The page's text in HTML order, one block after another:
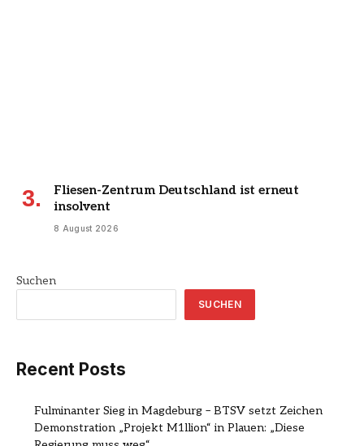
Fliesen-Zentrum Deutschland ist erneut
insolvent
8 August 2026
Suchen
SUCHEN
Recent Posts
Fulminanter Sieg in Magdeburg – BTSV setzt Zeichen
Demonstration „Projekt M1llion“ in Plauen: „Diese